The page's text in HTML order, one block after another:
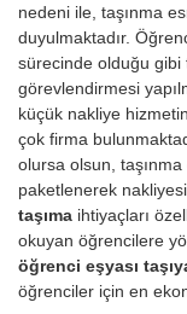
nedeni ile, taşınma
duyulmaktadır.
sürecinde olduğu
görevlendirmesi
küçük nakliye
çok firma
olursa olsun,
paketlenerek
taşıma ihtiyaçları
okuyan öğrencilere
öğrenci eşyası
öğrenciler için en